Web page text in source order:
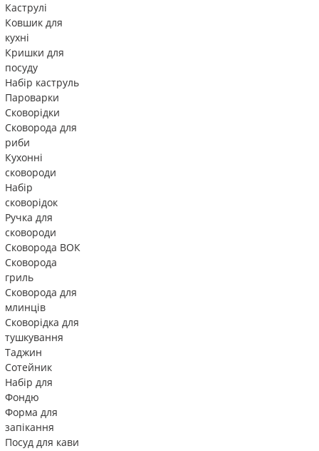
Каструлі
Ковшик для
кухні
Кришки для
посуду
Набір каструль
Пароварки
Сковорідки
Сковорода для
риби
Кухонні
сковороди
Набір
сковорідок
Ручка для
сковороди
Сковорода ВОК
Сковорода
гриль
Сковорода для
млинців
Сковорідка для
тушкування
Таджин
Сотейник
Набір для
Фондю
Форма для
запікання
Посуд для кави